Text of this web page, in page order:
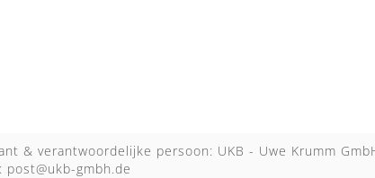
& verantwoordelijke persoon: UKB - Uwe Krumm
post@ukb-gmbh.de